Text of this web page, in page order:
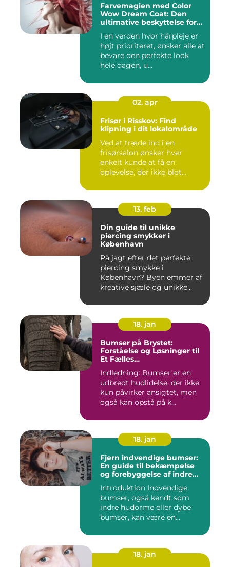
Farvemagien med Color
Wow Dream Coat: Den
ultimative beskyttelse for
I en verden hvor hårpleje er
højt prioriteret, ønsker alle at
bevare den perfekte look
hele dagen, u...
02. apr
Frisør i Risskov: Find
klipning i dit lokalområde
Ved at træde ind i en
frisørsalon ønsker hver
enkelt kunde at få en
oplevelse, der ikke blot
13. feb
Din guide til unikke
piercing smykker i
København
På jagt efter det perfekte
piercing smykke i
København? Byen emmer af
kreative sjæle og unikke
18. jan
Bumser på Brystet:
Forståelse og Løsninger til
Et Fælles
Indledning: Bumser er en
udbredt hudlidelse, der ikke
kun påvirker ansigtet, men
også kan opstå på k...
18. jan
Fjern indvendige bumser:
En guide til bekæmpelse
og forebyggelse af indre
Introduktion Indvendige
bumser, også kendt som
indre hudorme eller dybe
bumser, kan være en
18. jan